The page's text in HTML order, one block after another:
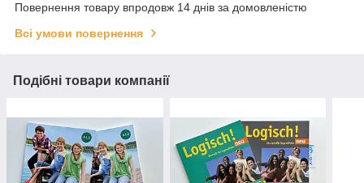
Повернення товару впродовж 14 днів за домовленістю
Всі умови повернення
Подібні товари компанії